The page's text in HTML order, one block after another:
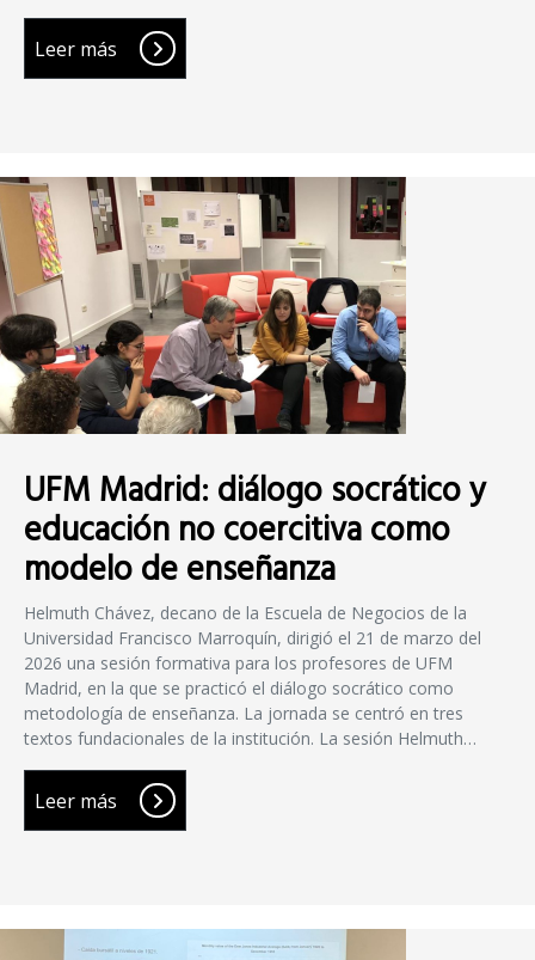
Leer más
UFM Madrid: diálogo socrático y
educación no coercitiva como
modelo de enseñanza
Helmuth Chávez, decano de la Escuela de Negocios de la
Universidad Francisco Marroquín, dirigió el 21 de marzo del
2026 una sesión formativa para los profesores de UFM
Madrid, en la que se practicó el diálogo socrático como
metodología de enseñanza. La jornada se centró en tres
textos fundacionales de la institución. La sesión Helmuth…
Leer más